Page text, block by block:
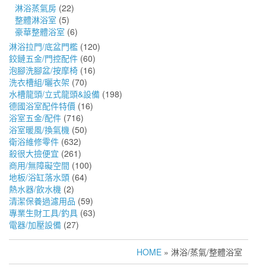
淋浴蒸氣房 (22)
整體淋浴室 (5)
豪華整體浴室 (6)
淋浴拉門/底盆門檻 (120)
鉸鏈五金/門控配件 (60)
泡腳洗腳盆/按摩椅 (16)
洗衣槽組/曬衣架 (70)
水槽龍頭/立式龍頭&設備 (198)
德國浴室配件特價 (16)
浴室五金/配件 (716)
浴室暖風/換氣機 (50)
衛浴維修零件 (632)
殺很大撿便宜 (261)
商用/無障礙空間 (100)
地板/浴缸落水頭 (64)
熱水器/飲水機 (2)
清潔保養過濾用品 (59)
專業生財工具/釣具 (63)
電器/加壓設備 (27)
HOME » 淋浴/蒸氣/整體浴室